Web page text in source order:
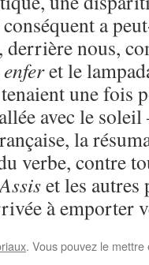
a
derrière nous,
et le
tenaient une fois
avec le
la
verbe, contre
et les autres
à emporter
. Vous pouvez le